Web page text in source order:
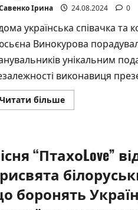
Ірина 24.08.2024 0
українська співачка та
Винокурова
унікальним
виконавиця
Читати більшеДокладніше
про
композицію:
історія
кохання
в
реаліях
військового
часу
“ПтахоLove”
боронять